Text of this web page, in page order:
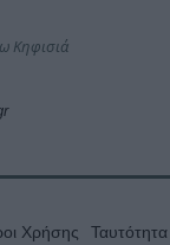
Κηφισιά
Χρήσης Ταυτότητα